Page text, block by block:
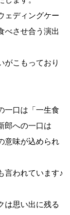
ェディングケー
べさせ合う演出
がこもっており
一口は「一生食
郎への一口は
意味が込められ
言われています♪
は思い出に残る